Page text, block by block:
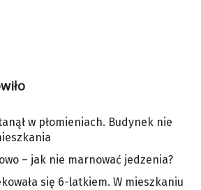
w płomieniach. Budynek nie
– jak nie marnować jedzenia?
się 6-latkiem. W mieszkaniu